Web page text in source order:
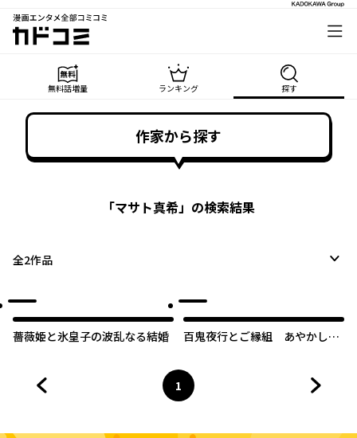
漫画エンタメ全部コミコミ
カドコミ
無料話増量 ランキング 探す
作家から探す
「マサト真希」の検索結果
全2作品
薔薇姫と氷皇子の波乱なる結婚
百鬼夜行とご縁組 あやかしホ
ページ
1
へ